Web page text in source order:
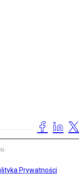
Prywatności